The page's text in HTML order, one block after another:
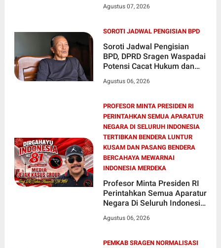
Lahadalia
Agustus 07, 2026
SOROTI JADWAL PENGISIAN BPD
Soroti Jadwal Pengisian
BPD, DPRD Sragen Waspadai
Potensi Cacat Hukum dan
Agustus 06, 2026
PROFESOR MINTA PRESIDEN RI
PERINTAHKAN SEMUA APARATUR
NEGARA DI SELURUH INDONESIA
TERTIBKAN BENDERA LUNTUR
KUSAM DAN PASANG BENDERA
BERCAHAYA MEWARNAI
INDONESIA MERDEKA
Profesor Minta Presiden RI
Perintahkan Semua Aparatur
Negara Di Seluruh Indonesia
kusam dan Pasang Bendera
Indonesia Merdeka !!!
Agustus 06, 2026
PEMKAB SRAGEN NORMALISASI